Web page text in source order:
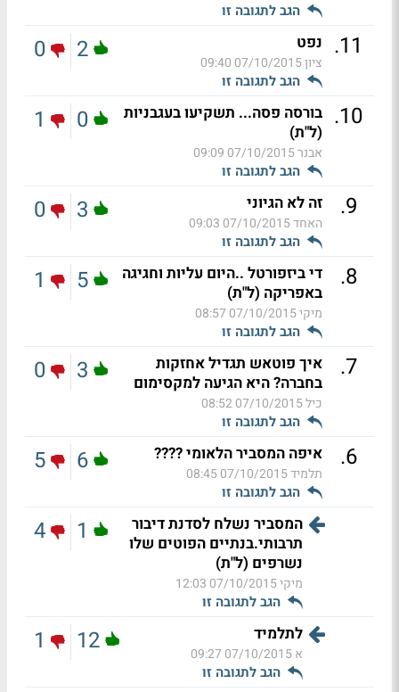
הגב לתגובה זו
11
. נפט
ציון07/10/2015 09:40
הגב לתגובה זו
2
0
10
. בורסה פסה... תשקיעו בעגבניות
(ל"ת)
אבנר07/10/2015 09:09
הגב לתגובה זו
0
1
9
. זה לא הגיוני
האחד07/10/2015 09:03
הגב לתגובה זו
3
0
8
.
די ביזפורטל ..היום עליות וחגיגה
באפריקה (ל"ת)
מיקי07/10/2015 08:57
הגב לתגובה זו
5
1
7
.
איך פוטאש תגדיל אחזקות
בחברה? היא הגיעה למקסימום
כיל07/10/2015 08:52
הגב לתגובה זו
3
0
6
. איפה המסביר הלאומי ????
תלמיד07/10/2015 08:45
הגב לתגובה זו
6
5
המסביר נשלח לסדנת דיבור
תרבותי.בנתיים הפוטים שלו
נשרפים (ל"ת)
מיקי07/10/2015 12:03
הגב לתגובה זו
1
4
לתלמיד
א07/10/2015 09:27
הגב לתגובה זו
12
1